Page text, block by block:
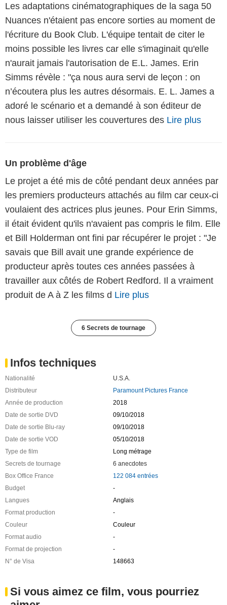
Les adaptations cinématographiques de la saga 50
Nuances n'étaient pas encore sorties au moment de
l'écriture du Book Club. L'équipe tentait de citer le
moins possible les livres car elle s'imaginait qu'elle
n'aurait jamais l'autorisation de E.L. James. Erin
Simms révèle : "ça nous aura servi de leçon : on
n’écoutera plus les autres désormais. E. L. James a
adoré le scénario et a demandé à son éditeur de
nous laisser utiliser les couvertures des Lire plus
Un problème d'âge
Le projet a été mis de côté pendant deux années par
les premiers producteurs attachés au film car ceux-ci
voulaient des actrices plus jeunes. Pour Erin Simms,
il était évident qu'ils n'avaient pas compris le film. Elle
et Bill Holderman ont fini par récupérer le projet : "Je
savais que Bill avait une grande expérience de
producteur après toutes ces années passées à
travailler aux côtés de Robert Redford. Il a vraiment
produit de A à Z les films d Lire plus
6 Secrets de tournage
Infos techniques
Nationalité
U.S.A.
Distributeur
Paramount Pictures France
Année de production
2018
Date de sortie DVD
09/10/2018
Date de sortie Blu-ray
09/10/2018
Date de sortie VOD
05/10/2018
Type de film
Long métrage
Secrets de tournage
6 anecdotes
Box Office France
122 084 entrées
Budget
-
Langues
Anglais
Format production
-
Couleur
Couleur
Format audio
-
Format de projection
-
N° de Visa
148663
Si vous aimez ce film, vous pourriez